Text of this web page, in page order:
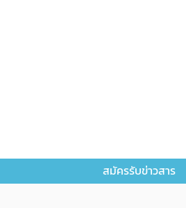
สมัครรับข่าวสาร